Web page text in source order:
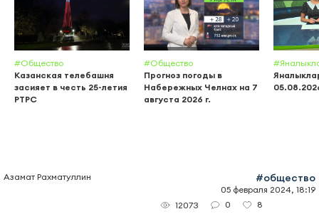
#Общество
Казанская телебашня
засияет в честь 25-летия
РТРС
#Общество
Прогноз погоды в
Набережных Челнах на 7
августа 2026 г.
Азамат Рахматуллин #общество
05 февраля 2024, 18:19
12073
0 8